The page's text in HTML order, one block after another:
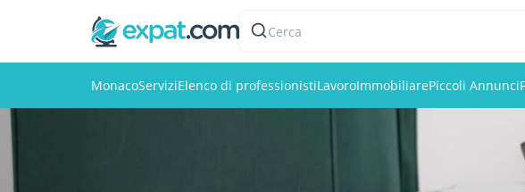
Cerca
MonacoServiziElenco di professionistiLavoroImmobiliarePiccoli Annunci